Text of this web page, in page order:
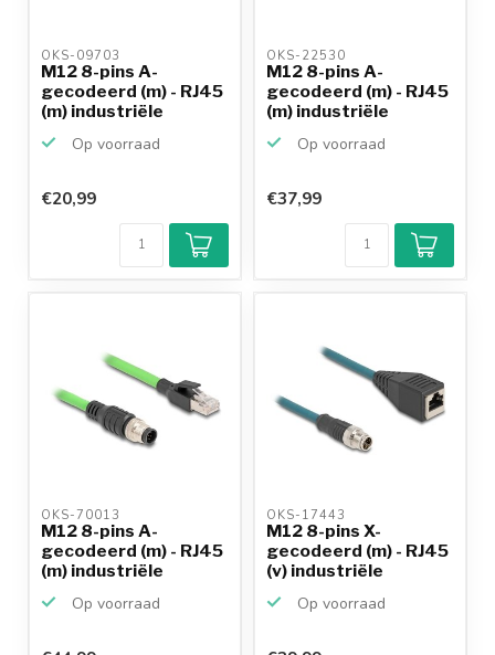
OKS-09703
M12 8-pins A-
gecodeerd (m) - RJ45
(m) industriële
Op voorraad
€20,99
OKS-22530
M12 8-pins A-
gecodeerd (m) - RJ45
(m) industriële
Op voorraad
€37,99
OKS-70013
M12 8-pins A-
gecodeerd (m) - RJ45
(m) industriële
Op voorraad
OKS-17443
M12 8-pins X-
gecodeerd (m) - RJ45
(v) industriële
Op voorraad